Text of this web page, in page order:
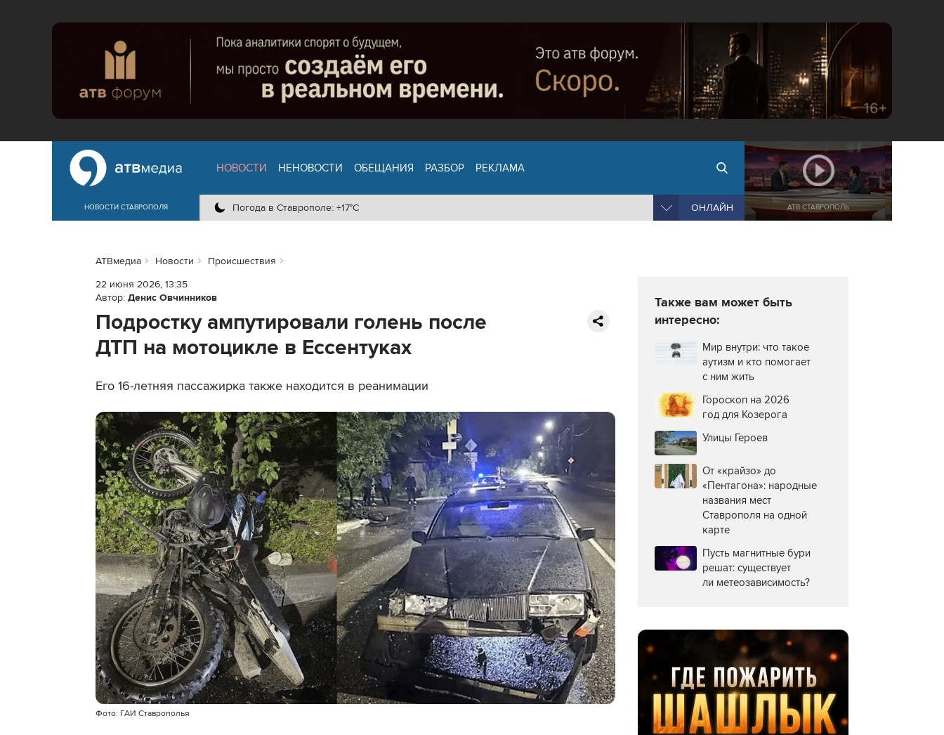
НОВОСТИ СТАВРОПОЛЯ
НОВОСТИ НЕНОВОСТИ ОБЕЩАНИЯ РАЗБОР РЕКЛАМА
Погода в Ставрополе: +17°C ОНЛАЙН АТВ СТАВРОПОЛЬ
АТВмедиа Новости
Происшествия
22 июня 2026, 13:35
Автор: Денис Овчинников
Подростку ампутировали голень после
ДТП на мотоцикле в Ессентуках
Его 16-летняя пассажирка также находится в реанимации
Фото: ГАИ Ставрополья
Также вам может быть
интересно:
Мир внутри: что такое
аутизм и кто помогает
с ним жить
Гороскоп на 2026
год для Козерога
Улицы Героев
От «крайзо» до
«Пентагона»: народные
названия мест
Ставрополя на одной
карте
Пусть магнитные бури
решат: существует
ли метеозависимость?